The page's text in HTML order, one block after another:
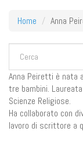
Home Anna
FORM DI
Anna Peiretti è nata
tre bambini.
Scienze Religiose.
Ha collaborato con
lavoro di scrittore a